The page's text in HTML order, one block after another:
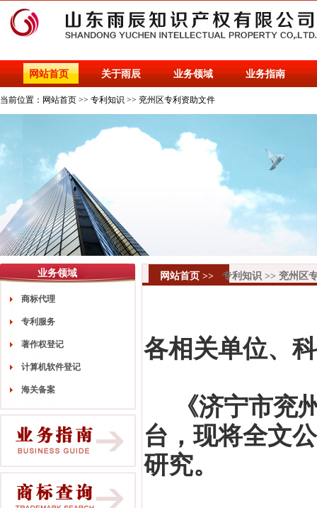
网站首页 关于雨辰 业务领域 业务指南
当前位置： 网站首页 >> 专利知识 >> 兖州区专利资助文件
业务领域
商标代理
专利服务
著作权登记
计算机软件登记
海关备案
网站首页 >> 专利知识 >> 兖州区
各相关单位、
《济宁市兖
台，现将全文
研究。